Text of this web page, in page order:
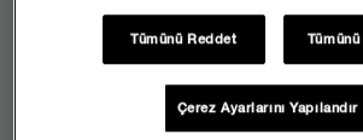
Tümünü Reddet
Çerez Ayarlarını Yapılandır